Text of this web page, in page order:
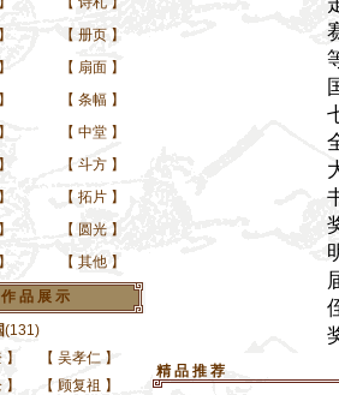
】 【 册页 】
】 【 扇面 】
】 【 条幅 】
】 【 中堂 】
】 【 斗方 】
】 【 拓片 】
】 【 圆光 】
】 【 其他 】
作 品 展 示
(131)
】 【 吴孝仁 】
】 【 顾复祖 】
精 品 推 荐